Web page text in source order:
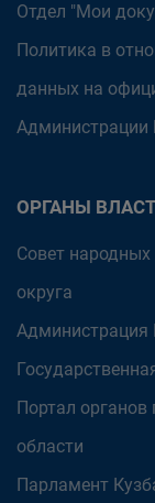
Отдел "Мои
Политика в
данных на
Администрации
ОРГАНЫ
Совет народных
округа
Администрация
Портал органов
области
Парламент